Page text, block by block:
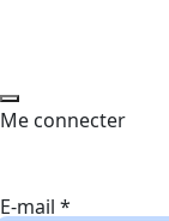
Me connecter
E-mail *